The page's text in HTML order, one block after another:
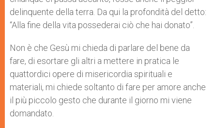
delinquente della terra. Da qui la profondità del detto:
“Alla fine della vita possederai ciò che hai donato”.
Non è che Gesù mi chieda di parlare del bene da
fare, di esortare gli altri a mettere in pratica le
quattordici opere di misericordia spirituali e
materiali, mi chiede soltanto di fare per amore anche
il più piccolo gesto che durante il giorno mi viene
domandato.